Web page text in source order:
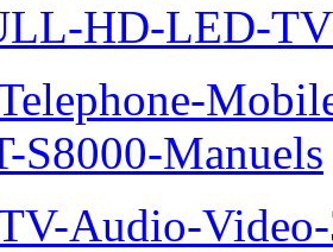
HD-LED-
S8000-Manuels
Audio-